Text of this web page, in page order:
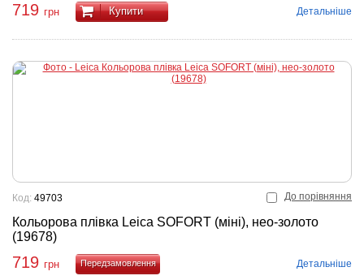
719 грн Купити Детальніше
До порівняння
Кольорова плівка Leica SOFORT (міні), нео-золото
(19678)
Код: 49703
719 грн
Детальніше